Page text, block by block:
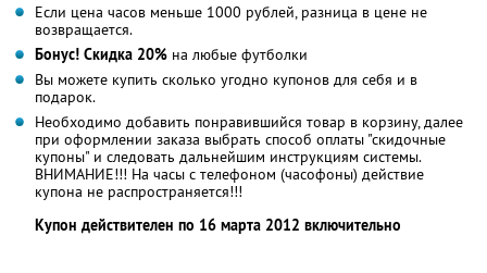
Если цена часов меньше 1000 рублей, разница в цене не
возвращается.
Бонус! Скидка 20% на любые футболки
Вы можете купить сколько угодно купонов для себя и в
подарок.
Необходимо добавить понравившийся товар в корзину, далее
при оформлении заказа выбрать способ оплаты "скидочные
купоны" и следовать дальнейшим инструкциям системы.
ВНИМАНИЕ!!! На часы с телефоном (часофоны) действие
купона не распространяется!!!
Купон действителен по 16 марта 2012 включительно